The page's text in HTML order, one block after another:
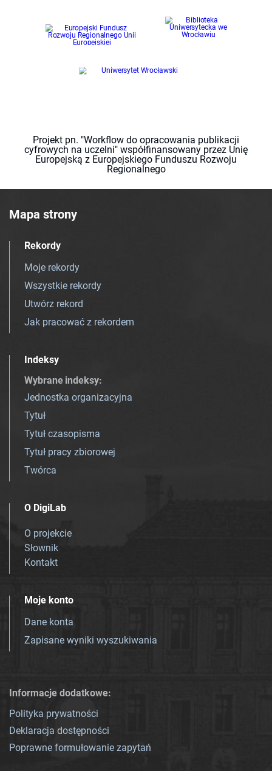
Projekt pn. "Workflow do opracowania publikacji
cyfrowych na uczelni" współfinansowany przez Unię
Europejską z Europejskiego Funduszu Rozwoju
Regionalnego
Mapa strony
Rekordy
Moje rekordy
Wszystkie rekordy
Utwórz rekord
Jak pracować z rekordem
Indeksy
Wybrane indeksy:
Jednostka organizacyjna
Tytuł
Tytuł czasopisma
Tytuł pracy zbiorowej
Twórca
O DigiLab
O projekcie
Słownik
Kontakt
Moje konto
Dane konta
Zapisane wyniki wyszukiwania
Informacje dodatkowe:
Polityka prywatności
Deklaracja dostępności
Poprawne formułowanie zapytań